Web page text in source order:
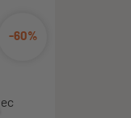
-60%